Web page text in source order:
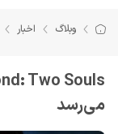
وبلاگ اخبار
می‌رسد